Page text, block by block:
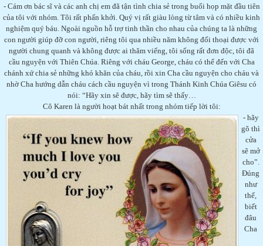
- Cám ơn bác sĩ và các anh chị em đã tận tình chia sẻ trong buổi họp mặt đầu tiên
của tôi với nhóm. Tôi rất phấn khởi. Quý vị rất giàu lòng từ tâm và có nhiều kinh
nghiệm quý báu. Ngoài nguồn hỗ trợ tinh thần cho nhau của chúng ta là những
con người giúp đỡ con người, riêng tôi qua nhiều năm không đối thoại được với
người chung quanh và không được ai thăm viếng, tôi sống rất đơn độc, tôi đã
cầu nguyện với Thiên Chúa. Riêng với cháu George, cháu có thể đến với Cha
chánh xứ chia sẻ những khó khăn của cháu, rồi xin Cha cầu nguyện cho cháu và
nhờ Cha hướng dẫn cháu cách cầu nguyện vì trong Thánh Kinh Chúa Giêsu có
nói: “Hãy xin sẽ được, hãy tìm sẽ thấy…
Cô Karen là người hoạt bát nhất trong nhóm tiếp lời tôi:
- hãy
gõ thì
cửa
sẽ mở
cho”.
Đúng
như
thế,
biết
đâu
Cha